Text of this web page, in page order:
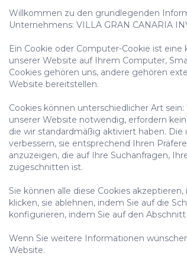
Es
eine
3.
Willkommen zu den grundlegenden
Unternehmens: VILLA GRAN CANARIA
Ein Cookie oder Computer-Cookie ist
unserer Website auf Ihrem Computer,
Cookies gehören uns, andere gehören
Website bereitstellen.
Cookies können unterschiedlicher Art
unserer Website notwendig, erfordern
die wir standardmäßig aktiviert haben.
verbessern, sie entsprechend Ihren
anzuzeigen, die auf Ihre Suchanfragen,
zugeschnitten ist.
Sie können alle diese Cookies
klicken, sie ablehnen, indem Sie auf die
konfigurieren, indem Sie auf den
Wenn Sie weitere Informationen
Website.